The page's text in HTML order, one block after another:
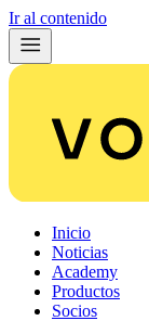
Ir al contenido
Inicio
Noticias
Academy
Productos
Socios